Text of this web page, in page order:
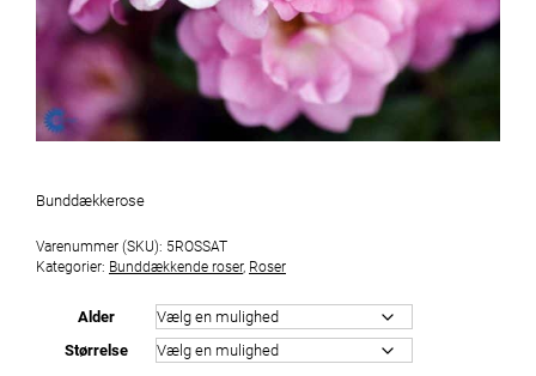
Bunddækkerose
Varenummer (SKU): 5ROSSAT
Kategorier: Bunddækkende roser, Roser
Alder
Størrelse